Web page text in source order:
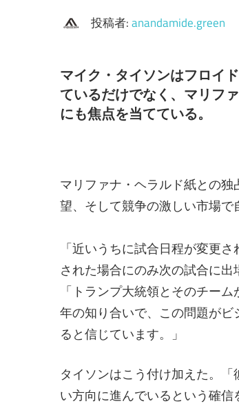
投稿者:anandamide.green
マイク・タイソンはフロイ
ているだけでなく、マリフ
にも焦点を当てている。
マリファナ・ヘラルド紙との
望、そして競争の激しい市場で
「近いうちに試合日程が変更
された場合にのみ次の試合に
「トランプ大統領とそのチー
年の知り合いで、この問題が
ると信じています。」
タイソンはこう付け加えた。
い方向に進んでいるという確信